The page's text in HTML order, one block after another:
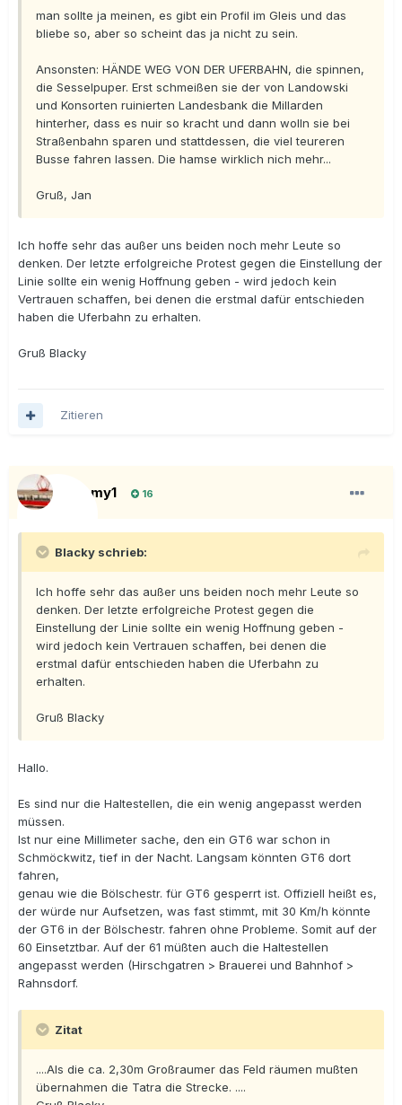
man sollte ja meinen, es gibt ein Profil im Gleis und das
bliebe so, aber so scheint das ja nicht zu sein.
Ansonsten: HÄNDE WEG VON DER UFERBAHN, die spinnen,
die Sesselpuper. Erst schmeißen sie der von Landowski
und Konsorten ruinierten Landesbank die Millarden
hinterher, dass es nuir so kracht und dann wolln sie bei
Straßenbahn sparen und stattdessen, die viel teureren
Busse fahren lassen. Die hamse wirklich nich mehr...
Gruß, Jan
Ich hoffe sehr das außer uns beiden noch mehr Leute so
denken. Der letzte erfolgreiche Protest gegen die Einstellung der
Linie sollte ein wenig Hoffnung geben - wird jedoch kein
Vertrauen schaffen, bei denen die erstmal dafür entschieden
haben die Uferbahn zu erhalten.
Gruß Blacky
Zitieren
Tramy1 16
Blacky schrieb:
Ich hoffe sehr das außer uns beiden noch mehr Leute so
denken. Der letzte erfolgreiche Protest gegen die
Einstellung der Linie sollte ein wenig Hoffnung geben -
wird jedoch kein Vertrauen schaffen, bei denen die
erstmal dafür entschieden haben die Uferbahn zu
erhalten.
Gruß Blacky
Hallo.
Es sind nur die Haltestellen, die ein wenig angepasst werden
müssen.
Ist nur eine Millimeter sache, den ein GT6 war schon in
Schmöckwitz, tief in der Nacht. Langsam könnten GT6 dort
fahren,
genau wie die Bölschestr. für GT6 gesperrt ist. Offiziell heißt es,
der würde nur Aufsetzen, was fast stimmt, mit 30 Km/h könnte
der GT6 in der Bölschestr. fahren ohne Probleme. Somit auf der
60 Einsetztbar. Auf der 61 müßten auch die Haltestellen
angepasst werden (Hirschgatren > Brauerei und Bahnhof >
Rahnsdorf.
Zitat
....Als die ca. 2,30m Großraumer das Feld räumen mußten
übernahmen die Tatra die Strecke. ....